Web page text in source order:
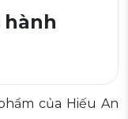
hành
của Hiếu An